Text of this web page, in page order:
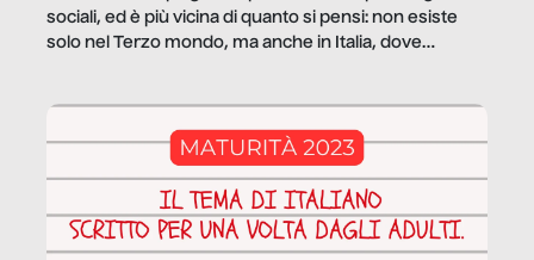
sociali, ed è più vicina di quanto si pensi: non esiste
solo nel Terzo mondo, ma anche in Italia, dove